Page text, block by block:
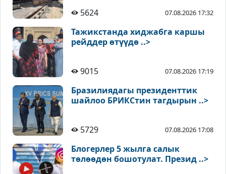
5624
07.08.2026 17:32
Тажикстанда хиджабга каршы
рейддер өтүүдө ..>
9015 07.08.2026 17:19
Бразилиядагы президенттик
шайлоо БРИКСтин тагдырын ..>
5729 07.08.2026 17:08
Блогерлер 5 жылга салык
төлөөдөн бошотулат. Презид ..>